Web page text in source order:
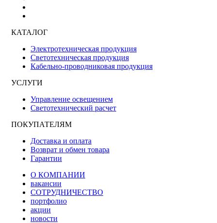
КАТАЛОГ
Электротехническая продукция
Светотехническая продукция
Кабельно-проводниковая продукция
УСЛУГИ
Управление освещением
Светотехнический расчет
ПОКУПАТЕЛЯМ
Доставка и оплата
Возврат и обмен товара
Гарантии
О КОМПАНИИ
вакансии
СОТРУДНИЧЕСТВО
портфолио
акции
новости